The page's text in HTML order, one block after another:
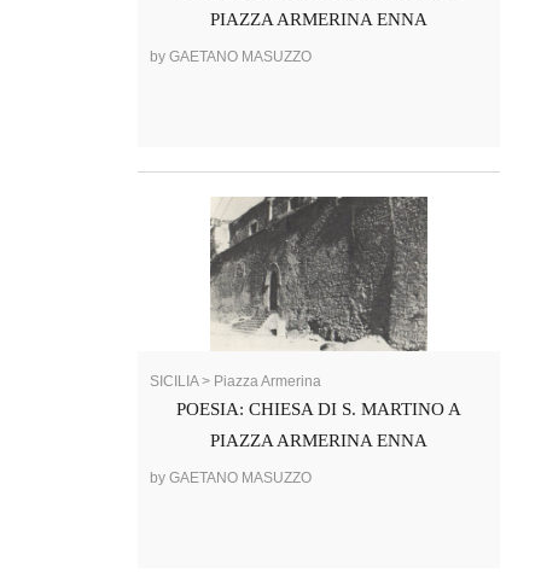
PIAZZA ARMERINA ENNA
by GAETANO MASUZZO
SICILIA > Piazza Armerina
POESIA: CHIESA DI S. MARTINO A
PIAZZA ARMERINA ENNA
by GAETANO MASUZZO